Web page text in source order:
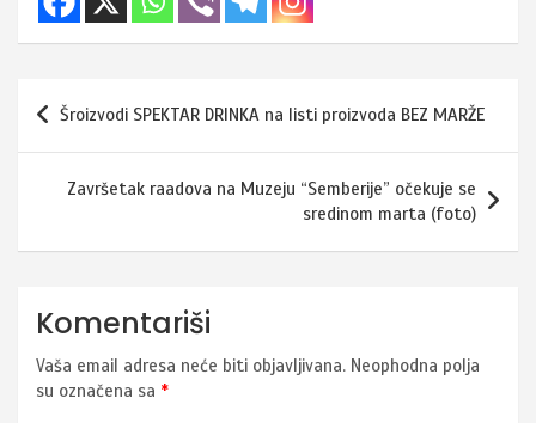
Navigacija
članaka
Šroizvodi SPEKTAR DRINKA na listi proizvoda BEZ MARŽE
Završetak raadova na Muzeju “Semberije” očekuje se
sredinom marta (foto)
Komentariši
Vaša email adresa neće biti objavljivana. Neophodna polja
su označena sa *